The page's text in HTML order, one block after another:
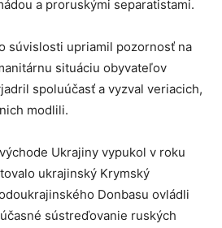
a proruskými separatistami.
súvislosti upriamil pozornosť na
situáciu obyvateľov
spoluúčasť a vyzval veriacich,
modlili.
Ukrajiny vypukol v roku
ukrajinský Krymský
Donbasu ovládli
sústreďovanie ruských